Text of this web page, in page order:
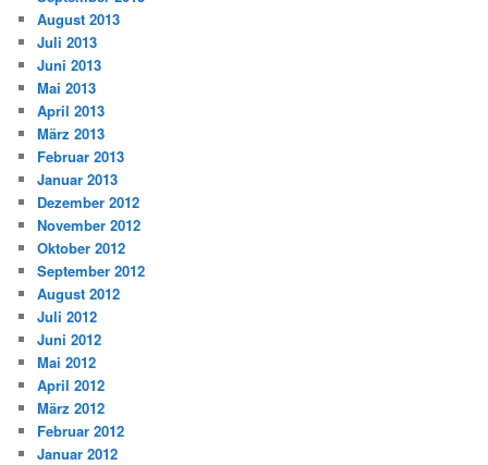
August 2013
Juli 2013
Juni 2013
Mai 2013
April 2013
März 2013
Februar 2013
Januar 2013
Dezember 2012
November 2012
Oktober 2012
September 2012
August 2012
Juli 2012
Juni 2012
Mai 2012
April 2012
März 2012
Februar 2012
Januar 2012